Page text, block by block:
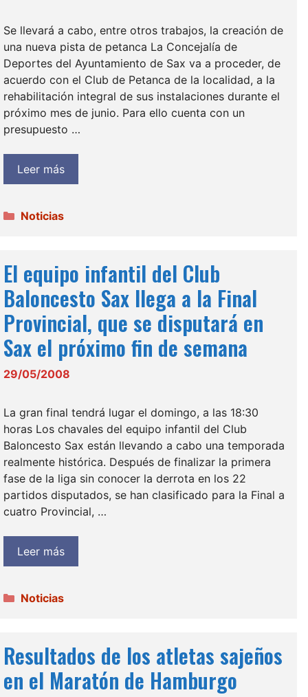
Se llevará a cabo, entre otros trabajos, la creación de
una nueva pista de petanca La Concejalía de
Deportes del Ayuntamiento de Sax va a proceder, de
acuerdo con el Club de Petanca de la localidad, a la
rehabilitación integral de sus instalaciones durante el
próximo mes de junio. Para ello cuenta con un
presupuesto …
Leer más
Categorías
Noticias
El equipo infantil del Club
Baloncesto Sax llega a la Final
Provincial, que se disputará en
Sax el próximo fin de semana
29/05/2008
La gran final tendrá lugar el domingo, a las 18:30
horas Los chavales del equipo infantil del Club
Baloncesto Sax están llevando a cabo una temporada
realmente histórica. Después de finalizar la primera
fase de la liga sin conocer la derrota en los 22
partidos disputados, se han clasificado para la Final a
cuatro Provincial, …
Leer más
Categorías
Noticias
Resultados de los atletas sajeños
en el Maratón de Hamburgo